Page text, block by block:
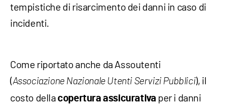
tempistiche di risarcimento dei danni in caso di
incidenti.
Come riportato anche da Assoutenti
(Associazione Nazionale Utenti Servizi Pubblici), il
costo dellacopertura assicurativa per i danni